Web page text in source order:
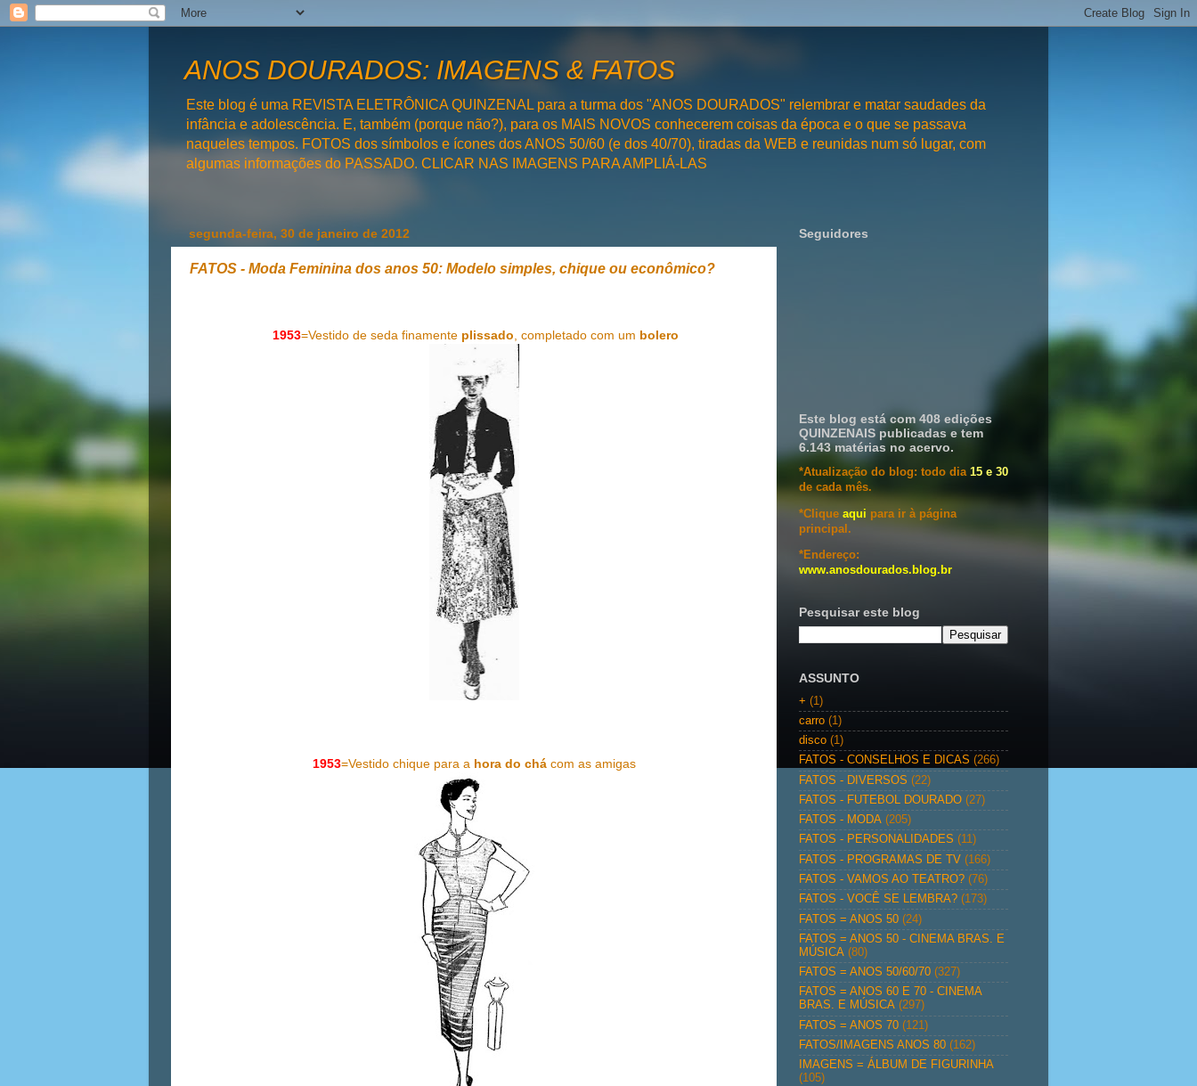
ANOS DOURADOS: IMAGENS & FATOS
Este blog é uma REVISTA ELETRÔNICA QUINZENAL para a turma dos "ANOS DOURADOS" relembrar e matar saudades da
infância e adolescência. E, também (porque não?), para os MAIS NOVOS conhecerem coisas da época e o que se passava
naqueles tempos. FOTOS dos símbolos e ícones dos ANOS 50/60 (e dos 40/70), tiradas da WEB e reunidas num só lugar, com
algumas informações do PASSADO. CLICAR NAS IMAGENS PARA AMPLIÁ-LAS
segunda-feira, 30 de janeiro de 2012
FATOS - Moda Feminina dos anos 50: Modelo simples, chique ou econômico?
1953=Vestido de seda finamente plissado, completado com um bolero
1953=Vestido chique para a hora do chácom as amigas
Seguidores
Este blog está com 408 edições
QUINZENAIS publicadas e tem
6.143 matérias no acervo.
*Atualização do blog: todo dia 15 e 30
de cada mês.
*Clique aqui para ir à página
principal.
*Endereço:
www.anosdourados.blog.br
Pesquisar este blog
ASSUNTO
+ (1)
carro (1)
disco (1)
FATOS - CONSELHOS E DICAS (266)
FATOS - DIVERSOS (22)
FATOS - FUTEBOL DOURADO (27)
FATOS - MODA (205)
FATOS - PERSONALIDADES (11)
FATOS - PROGRAMAS DE TV (166)
FATOS - VAMOS AO TEATRO? (76)
FATOS - VOCÊ SE LEMBRA? (173)
FATOS = ANOS 50 (24)
FATOS = ANOS 50 - CINEMA BRAS. E
MÚSICA (80)
FATOS = ANOS 50/60/70 (327)
FATOS = ANOS 60 E 70 - CINEMA
BRAS. E MÚSICA (297)
FATOS = ANOS 70 (121)
FATOS/IMAGENS ANOS 80 (162)
IMAGENS = ÁLBUM DE FIGURINHA
(105)